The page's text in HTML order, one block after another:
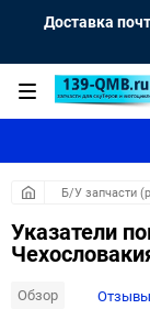
Доставка
Б/У запчасти
Указатели
Обзор